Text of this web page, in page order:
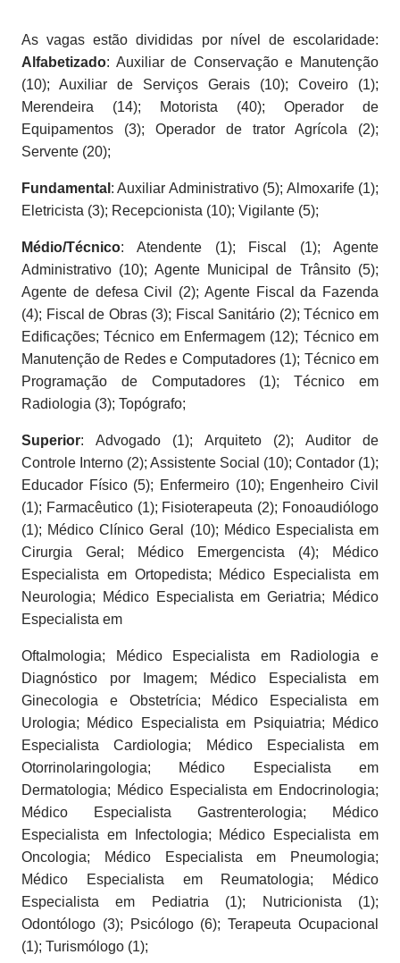
As vagas estão divididas por nível de escolaridade:
Alfabetizado: Auxiliar de Conservação e Manutenção
(10); Auxiliar de Serviços Gerais (10); Coveiro (1);
Merendeira (14); Motorista (40); Operador de
Equipamentos (3); Operador de trator Agrícola (2);
Servente (20);
Fundamental : Auxiliar Administrativo (5); Almoxarife (1);
Eletricista (3); Recepcionista (10); Vigilante (5);
Médio/Técnico: Atendente (1); Fiscal (1); Agente
Administrativo (10); Agente Municipal de Trânsito (5);
Agente de defesa Civil (2); Agente Fiscal da Fazenda
(4); Fiscal de Obras (3); Fiscal Sanitário (2); Técnico em
Edificações; Técnico em Enfermagem (12); Técnico em
Manutenção de Redes e Computadores (1); Técnico em
Programação de Computadores (1); Técnico em
Radiologia (3); Topógrafo;
Superior: Advogado (1); Arquiteto (2); Auditor de
Controle Interno (2); Assistente Social (10); Contador (1);
Educador Físico (5); Enfermeiro (10); Engenheiro Civil
(1); Farmacêutico (1); Fisioterapeuta (2); Fonoaudiólogo
(1); Médico Clínico Geral (10); Médico Especialista em
Cirurgia Geral; Médico Emergencista (4); Médico
Especialista em Ortopedista; Médico Especialista em
Neurologia; Médico Especialista em Geriatria; Médico
Especialista em
Oftalmologia; Médico Especialista em Radiologia e
Diagnóstico por Imagem; Médico Especialista em
Ginecologia e Obstetrícia; Médico Especialista em
Urologia; Médico Especialista em Psiquiatria; Médico
Especialista Cardiologia; Médico Especialista em
Otorrinolaringologia; Médico Especialista em
Dermatologia; Médico Especialista em Endocrinologia;
Médico Especialista Gastrenterologia; Médico
Especialista em Infectologia; Médico Especialista em
Oncologia; Médico Especialista em Pneumologia;
Médico Especialista em Reumatologia; Médico
Especialista em Pediatria (1); Nutricionista (1);
Odontólogo (3); Psicólogo (6); Terapeuta Ocupacional
(1); Turismólogo (1);